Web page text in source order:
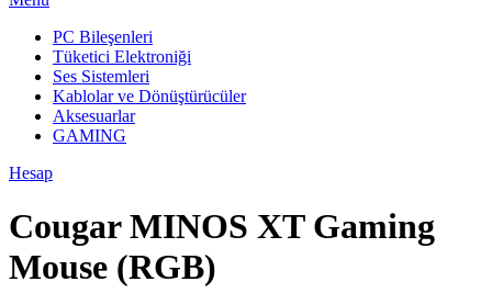
PC Bileşenleri
Tüketici Elektroniği
Ses Sistemleri
Kablolar ve Dönüştürücüler
Aksesuarlar
GAMING
Hesap
Cougar MINOS XT Gaming
Mouse (RGB)